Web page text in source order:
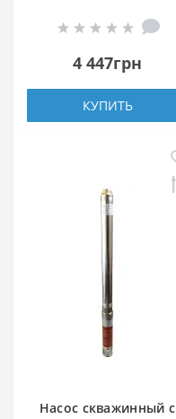
0,75кВт +кабель 15м
4 447грн
КУПИТЬ
Насос скважинный с